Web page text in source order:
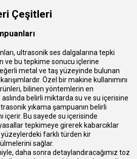
Çeşitleri
ultrasonik ses dalgalarına tepki
ve bu tepkime sonucu içlerine
metal ve taş yüzeyinde bulunan
Özel bir makine kullanımını
bilinen yöntemlerin en
belirli miktarda su ve su içerisine
yıkama şampuanın belirli
içerir. Bu sayede su içerisinde
tepkimeye girerek kabarcıklar
farklı türden kir
sağlar.
daha sonra detaylandıracağımız toz